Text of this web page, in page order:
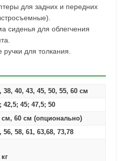
для задних и передних
сиденья для облегчения
для толкания.
38, 40, 43, 45, 50, 55, 60 см
42,5; 45; 47,5; 50
см, 60 см (опционально)
56, 58, 61, 63,68, 73,78